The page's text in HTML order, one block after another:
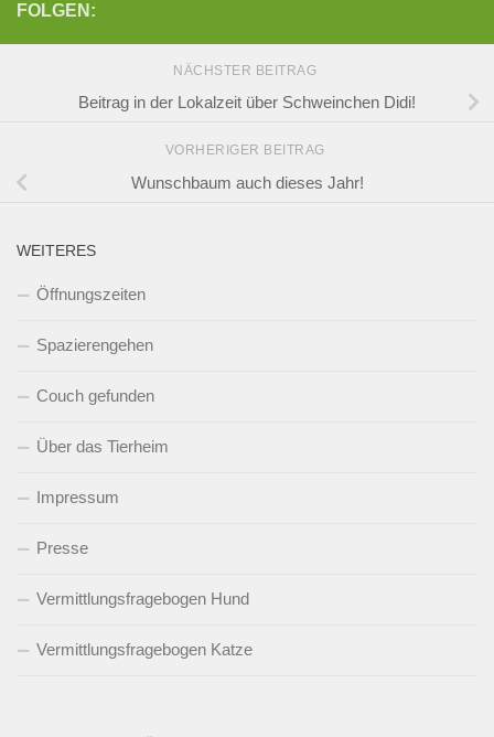
FOLGEN:
NÄCHSTER BEITRAG
Beitrag in der Lokalzeit über Schweinchen Didi!
VORHERIGER BEITRAG
Wunschbaum auch dieses Jahr!
WEITERES
Öffnungszeiten
Spazierengehen
Couch gefunden
Über das Tierheim
Impressum
Presse
Vermittlungsfragebogen Hund
Vermittlungsfragebogen Katze